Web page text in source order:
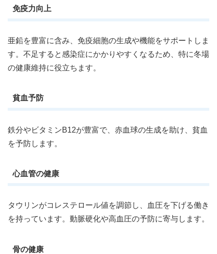
免疫力向上
亜鉛を豊富に含み、免疫細胞の生成や機能をサポートしま
す。不足すると感染症にかかりやすくなるため、特に冬場
の健康維持に役立ちます。
貧血予防
鉄分やビタミンB12が豊富で、赤血球の生成を助け、貧血
を予防します。
心血管の健康
タウリンがコレステロール値を調節し、血圧を下げる働き
を持っています。動脈硬化や高血圧の予防に寄与します。
骨の健康